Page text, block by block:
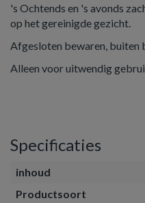
's Ochtends en 's avonds
op het gereinigde gezicht.
Afgesloten bewaren, buiten
Alleen voor uitwendig
Specificaties
inhoud
Productsoort